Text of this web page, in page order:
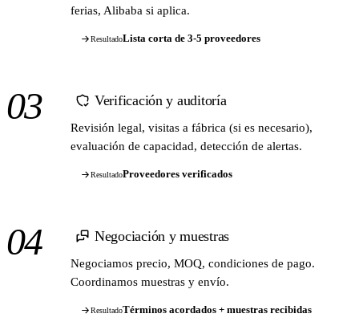
ferias, Alibaba si aplica.
ResultadoLista corta de 3-5 proveedores
03 Verificación y auditoría
Revisión legal, visitas a fábrica (si es necesario),
evaluación de capacidad, detección de alertas.
ResultadoProveedores verificados
04 Negociación y muestras
Negociamos precio, MOQ, condiciones de pago.
Coordinamos muestras y envío.
ResultadoTérminos acordados + muestras recibidas